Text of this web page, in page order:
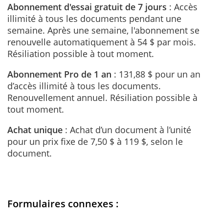
Abonnement d'essai gratuit de 7 jours : Accès
illimité à tous les documents pendant une
semaine. Après une semaine, l'abonnement se
renouvelle automatiquement à 54 $ par mois.
Résiliation possible à tout moment.
Abonnement Pro de 1 an : 131,88 $ pour un an
d’accès illimité à tous les documents.
Renouvellement annuel. Résiliation possible à
tout moment.
Achat unique : Achat d’un document à l’unité
pour un prix fixe de 7,50 $ à 119 $, selon le
document.
Formulaires connexes :